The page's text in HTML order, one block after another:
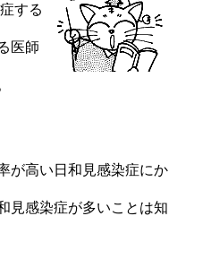
する
医師
が高い日和見感染症にか
見感染症が多いことは知